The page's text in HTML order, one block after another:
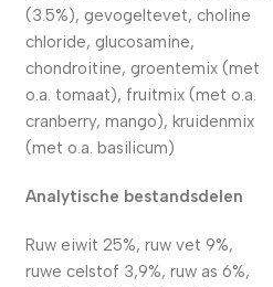
(3.5%), gevogeltevet, choline
chloride, glucosamine,
chondroitine, groentemix (met
o.a. tomaat), fruitmix (met o.a.
cranberry, mango), kruidenmix
(met o.a. basilicum)
Analytische bestandsdelen
Ruw eiwit 25%, ruw vet 9%,
ruwe celstof 3,9%, ruw as 6%,